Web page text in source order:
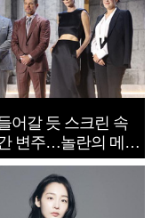
어갈 듯 스크린 속
변주…놀란의 메시
전쟁 속죄’